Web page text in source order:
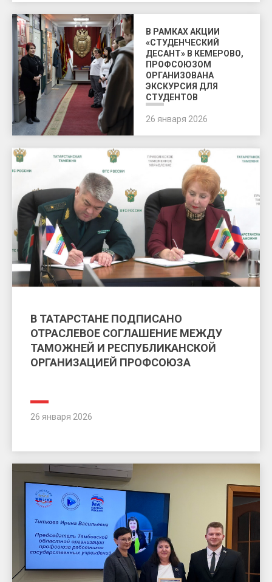
В РАМКАХ АКЦИИ
«СТУДЕНЧЕСКИЙ
ДЕСАНТ» В КЕМЕРОВО,
ПРОФСОЮЗОМ
ОРГАНИЗОВАНА
ЭКСКУРСИЯ ДЛЯ
СТУДЕНТОВ
26 января 2026
В ТАТАРСТАНЕ ПОДПИСАНО
ОТРАСЛЕВОЕ СОГЛАШЕНИЕ МЕЖДУ
ТАМОЖНЕЙ И РЕСПУБЛИКАНСКОЙ
ОРГАНИЗАЦИЕЙ ПРОФСОЮЗА
26 января 2026